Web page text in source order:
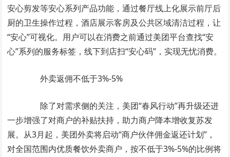
安心剪发等安心系列产品功能，通过餐厅线上化展示前厅后
厨的卫生操作过程，酒店展示客房及公共区域清洁过程，让
“安心”可视化。用户可以在消费之前通过美团平台查找“安
心”系列的服务标签，线下到店扫“安心码”，实现无忧消费。
外卖返佣不低于3%-5%
除了对需求侧的关注，美团“春风行动”再升级还进
一步增强了对商户的补贴扶持，助力商户降本增收复苏发
展。从3月起，美团外卖将启动“商户伙伴佣金返还计划”，
对全国范围内优质餐饮外卖商户，按不低于3%-5%的比例将